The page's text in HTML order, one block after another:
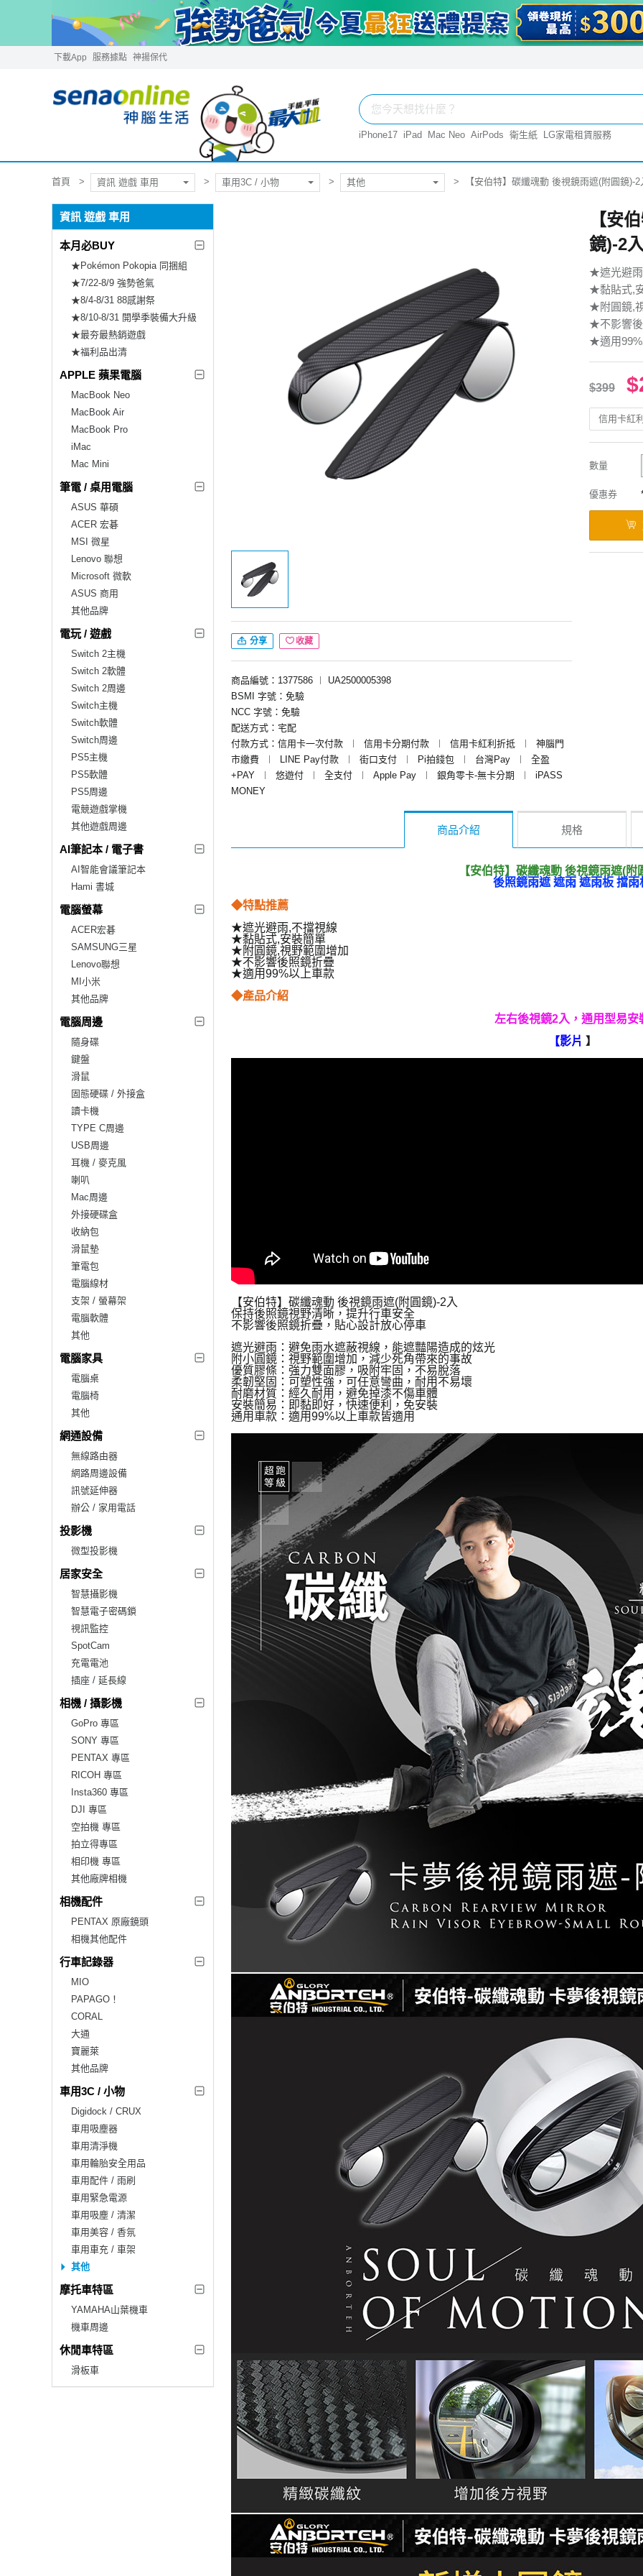
下載App 服務據點 神揚保代
iPhone17 iPad Mac Neo AirPods 衛生紙 LG家電租賃服務
首頁 資訊 遊戲 車用 車用3C / 小物 其他 【安伯特】碳纖魂動 後視鏡雨遮(附圓鏡
資訊 遊戲 車用
本月必BUY
★Pokémon Pokopia 同捆組
★7/22-8/9 強勢爸氣
★8/4-8/31 88感謝祭
★8/10-8/31 開學季裝備大升級
★最夯最熱銷遊戲
★福利品出清
APPLE 蘋果電腦
MacBook Neo
MacBook Air
MacBook Pro
iMac
Mac Mini
筆電 / 桌用電腦
ASUS 華碩
ACER 宏碁
MSI 微星
Lenovo 聯想
Microsoft 微軟
ASUS 商用
其他品牌
電玩 / 遊戲
Switch 2主機
Switch 2軟體
Switch 2周邊
Switch主機
Switch軟體
Switch周邊
PS5主機
PS5軟體
PS5周邊
電競遊戲掌機
其他遊戲周邊
AI筆記本 / 電子書
AI智能會議筆記本
Hami 書城
電腦螢幕
ACER宏碁
SAMSUNG三星
Lenovo聯想
MI小米
其他品牌
電腦周邊
隨身碟
鍵盤
滑鼠
固態硬碟 / 外接盒
讀卡機
TYPE C周邊
USB周邊
耳機 / 麥克風
喇叭
Mac周邊
外接硬碟盒
收納包
滑鼠墊
筆電包
電腦線材
支架 / 螢幕架
電腦軟體
其他
電腦家具
電腦桌
電腦椅
其他
網通設備
無線路由器
網路周邊設備
訊號延伸器
辦公 / 家用電話
投影機
微型投影機
居家安全
智慧攝影機
智慧電子密碼鎖
視訊監控
SpotCam
充電電池
插座 / 延長線
相機 / 攝影機
GoPro 專區
SONY 專區
PENTAX 專區
RICOH 專區
Insta360 專區
DJI 專區
空拍機 專區
拍立得專區
相印機 專區
其他廠牌相機
相機配件
PENTAX 原廠鏡頭
相機其他配件
行車記錄器
MIO
PAPAGO！
CORAL
大通
寶麗萊
其他品牌
車用3C / 小物
Digidock / CRUX
車用吸塵器
車用清淨機
車用輪胎安全用品
車用配件 / 雨刷
車用緊急電源
車用吸塵 / 清潔
車用美容 / 香氛
車用車充 / 車架
其他
摩托車特區
YAMAHA山葉機車
機車周邊
休閒車特區
滑板車
分享 收藏
商品編號：1377586 ︱
UA2500005398
BSMI 字號：免驗
NCC 字號：免驗
配送方式：宅配
付款方式：信用卡一次付款
︱ 信用卡分期付款 ︱ 信用卡紅利折抵 ︱
神腦門
市繳費
︱ LINE Pay付款 ︱ 街口支付 ︱ Pi拍錢包 ︱ 台灣Pay ︱
全盈
+PAY
︱ 悠遊付 ︱ 全支付 ︱ Apple Pay ︱ 銀角零卡-無卡分期 ︱
iPASS
MONEY
【安
鏡)-2
★遮光避
★黏貼式,
★附圓鏡,
★不影響
★適用
$399
信用卡紅
數量
優惠券
商品介紹 規格
【安伯特】碳纖魂動 後視鏡雨遮(附
後照鏡雨遮 遮雨 遮雨板 擋雨
◆特點推薦
★遮光避雨,不擋視線
★黏貼式,安裝簡單
★附圓鏡,視野範圍增加
★不影響後照鏡折疊
★適用99%以上車款
◆產品介紹
左右後視鏡2入，通用型易安
【影片 】
【安伯特】碳纖魂動 後視鏡雨遮(附圓鏡)-2入
保持後照鏡視野清晰，提升行車安全
不影響後照鏡折疊，貼心設計放心停車
遮光避雨：避免雨水遮蔽視線，能遮豔陽造成的炫光
附小圓鏡：視野範圍增加，減少死角帶來的事故
優質膠條：強力雙面膠，吸附牢固，不易脫落
柔韌堅固：可塑性強，可任意彎曲，耐用不易壞
耐磨材質：經久耐用，避免掉漆不傷車體
安裝簡易：即黏即好，快速便利，免安裝
通用車款：適用99%以上車款皆適用